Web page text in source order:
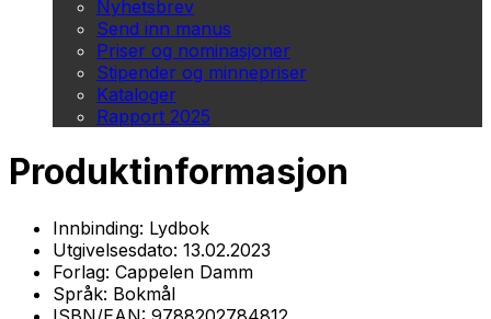
Nyhetsbrev
Send inn manus
Priser og nominasjoner
Stipender og minnepriser
Kataloger
Rapport 2025
Produktinformasjon
Innbinding: Lydbok
Utgivelsesdato: 13.02.2023
Forlag: Cappelen Damm
Språk: Bokmål